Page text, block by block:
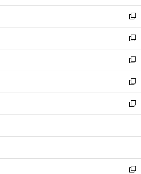
開
く
ウ
で
開
く
ン
ド
ウ
で
開
く
ウ
ィ
ン
ド
ウ
で
開
く
新
し
い
ウ
ィ
ン
ド
ウ
で
開
新
し
い
ウ
ィ
ン
ド
ウ
開
新
し
い
ウ
ィ
ン
ウ
開
く
新
し
い
ウ
ン
ウ
で
新
し
ウ
ン
ド
新